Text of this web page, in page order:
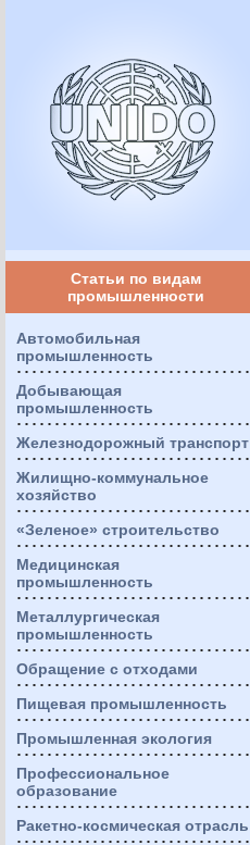
Статьи по видам
промышленности
Автомобильная
промышленность
Добывающая
промышленность
Железнодорожный транспорт
Жилищно-коммунальное
хозяйство
«Зеленое» строительство
Медицинская
промышленность
Металлургическая
промышленность
Обращение с отходами
Пищевая промышленность
Промышленная экология
Профессиональное
образование
Ракетно-космическая отрасль